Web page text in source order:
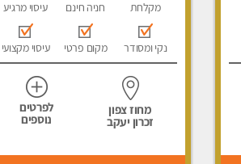
מקלחת חניה חינם עיסוי מרגיע
נקי ומסודר מקום פרטי עיסוי מקצועי
מחוז צפון
זכרון יעקב
לפרטים
נוספים